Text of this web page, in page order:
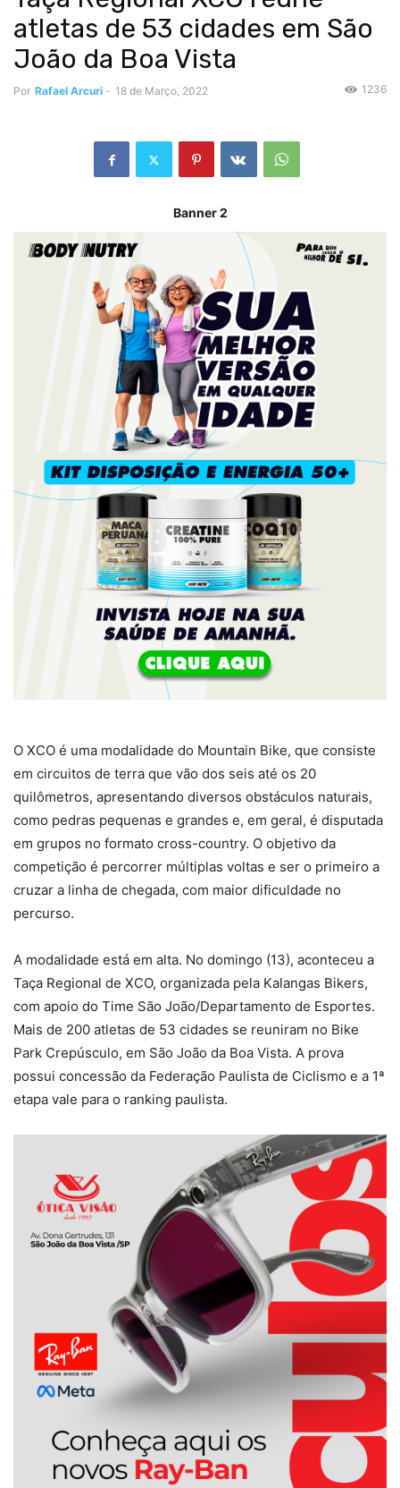
atletas de 53 cidades em São
João da Boa Vista
Por Rafael Arcuri - 18 de Março, 2022 1236
Banner 2
O XCO é uma modalidade do Mountain Bike, que consiste
em circuitos de terra que vão dos seis até os 20
quilômetros, apresentando diversos obstáculos naturais,
como pedras pequenas e grandes e, em geral, é disputada
em grupos no formato cross-country. O objetivo da
competição é percorrer múltiplas voltas e ser o primeiro a
cruzar a linha de chegada, com maior dificuldade no
percurso.
A modalidade está em alta. No domingo (13), aconteceu a
Taça Regional de XCO, organizada pela Kalangas Bikers,
com apoio do Time São João/Departamento de Esportes.
Mais de 200 atletas de 53 cidades se reuniram no Bike
Park Crepúsculo, em São João da Boa Vista. A prova
possui concessão da Federação Paulista de Ciclismo e a 1ª
etapa vale para o ranking paulista.